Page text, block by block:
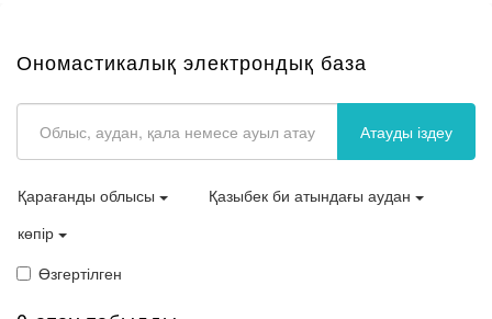
Ономастикалық электрондық база
Атауды іздеу
Қарағанды облысы
Қазыбек би атындағы аудан
көпір
Өзгертілген